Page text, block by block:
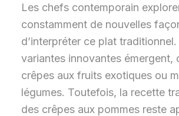
Les chefs contemporain
constamment de nouvelles
d’interpréter ce plat
variantes innovantes émergent,
crêpes aux fruits exotiques ou
légumes. Toutefois, la recette
des crêpes aux pommes reste